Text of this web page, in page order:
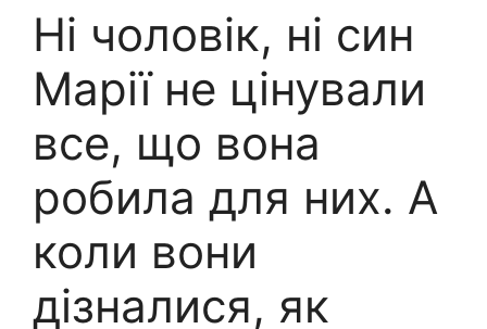
Ні чоловік, ні син
Марії не цінували
все, що вона
робила для них. А
коли вони
дізналися, як